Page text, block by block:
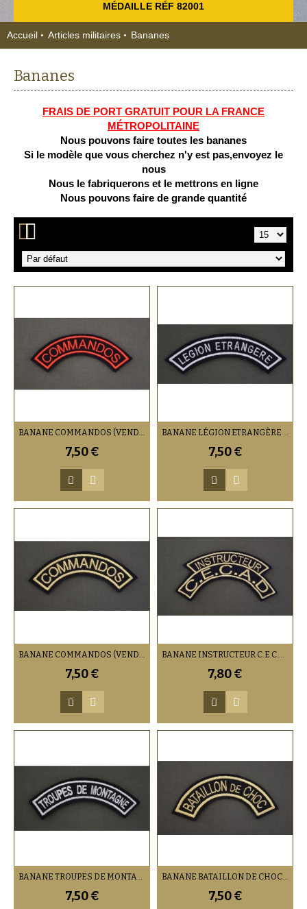
MÉDAILLE RÉF 82001
Accueil Articles militaires Bananes
Bananes
FRAIS DE PORT GRATUIT POUR LA FRANCE
MÉTROPOLITAINE
Nous pouvons faire toutes les bananes
Si le modèle que vous cherchez n'y est pas,envoyez le
nous
Nous le fabriquerons et le mettrons en ligne
Nous pouvons faire de grande quantité
BANANE COMMANDOS (VENDU PAR DEUX)
7,50 €
BANANE LÉGION ETRANGÈRE CAVALERIE (VENDU PAR DEUX)
7,50 €
BANANE COMMANDOS (VENDU PAR DEUX)
7,50 €
BANANE INSTRUCTEUR C.E.C.A.D (VENDU PAR DEUX)
7,80 €
BANANE TROUPES DE MONTAGNE (VENDU PAR DEUX)
7,50 €
BANANE BATAILLON DE CHOC (VENDU PAR DEUX)
7,50 €